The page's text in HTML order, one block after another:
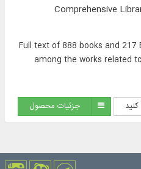
Comprehensive
Full text of 888 books and
among the works related
جزئیات محصول